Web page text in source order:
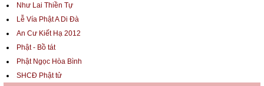
Như Lai Thiền Tự
Lễ Vía Phật A Di Đà
An Cư Kiết Hạ 2012
Phật - Bồ tát
Phật Ngọc Hòa Bình
SHCĐ Phật tử